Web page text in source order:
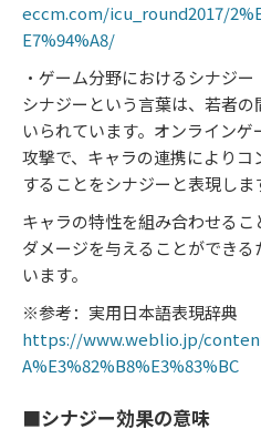
eccm.com/icu_round2017/
E7%94%A8/
・ゲーム分野におけるシナジー
シナジーという言葉は、若者
いられています。オンライン
攻撃で、キャラの連携により
することをシナジーと表現しま
キャラの特性を組み合わせる
ダメージを与えることができ
います。
※参考：実用日本語表現辞典
https://www.weblio.jp/
A%E3%82%B8%E3%83%BC
■シナジー効果の意味